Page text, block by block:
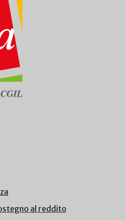
al reddito